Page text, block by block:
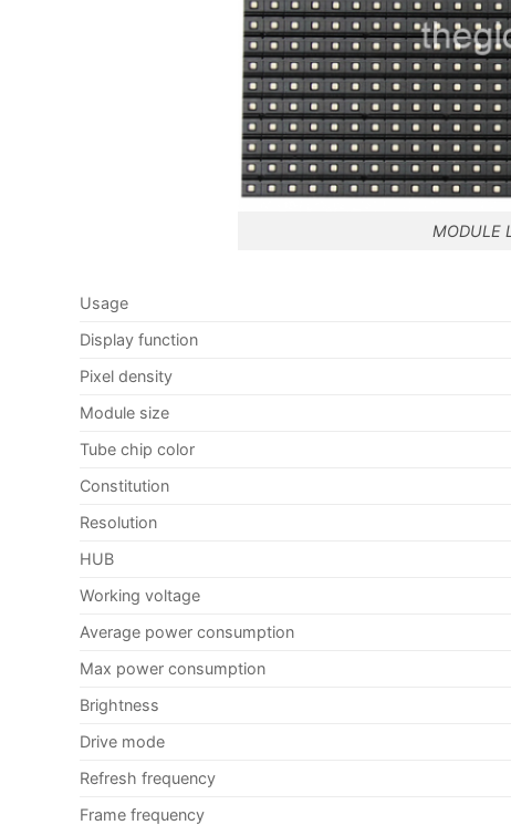
MODULE
Usage
Display function
Pixel density
Module size
Tube chip color
Constitution
Resolution
HUB
Working voltage
Average power consumption
Max power consumption
Brightness
Drive mode
Refresh frequency
Frame frequency